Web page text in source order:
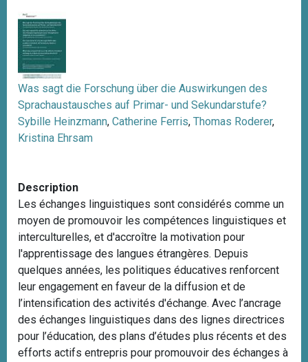
Was sagt die Forschung über die Auswirkungen des
Sprachaustausches auf Primar- und Sekundarstufe?
Sybille Heinzmann, Catherine Ferris, Thomas Roderer,
Kristina Ehrsam
Description
Les échanges linguistiques sont considérés comme un
moyen de promouvoir les compétences linguistiques et
interculturelles, et d'accroître la motivation pour
l'apprentissage des langues étrangères. Depuis
quelques années, les politiques éducatives renforcent
leur engagement en faveur de la diffusion et de
l’intensification des activités d'échange. Avec l’ancrage
des échanges linguistiques dans des lignes directrices
pour l’éducation, des plans d’études plus récents et des
efforts actifs entrepris pour promouvoir des échanges à